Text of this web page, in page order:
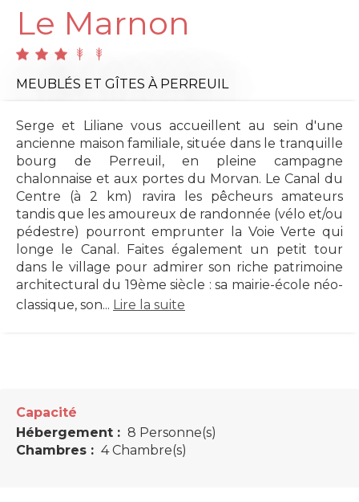
Le Marnon
MEUBLÉS ET GÎTES À PERREUIL
Serge et Liliane vous accueillent au sein d'une
ancienne maison familiale, située dans le tranquille
bourg de Perreuil, en pleine campagne
chalonnaise et aux portes du Morvan. Le Canal du
Centre (à 2 km) ravira les pêcheurs amateurs
tandis que les amoureux de randonnée (vélo et/ou
pédestre) pourront emprunter la Voie Verte qui
longe le Canal. Faites également un petit tour
dans le village pour admirer son riche patrimoine
architectural du 19ème siècle : sa mairie-école néo-
classique, son... Lire la suite
Capacité
Hébergement : 8 Personne(s)
Chambres : 4 Chambre(s)